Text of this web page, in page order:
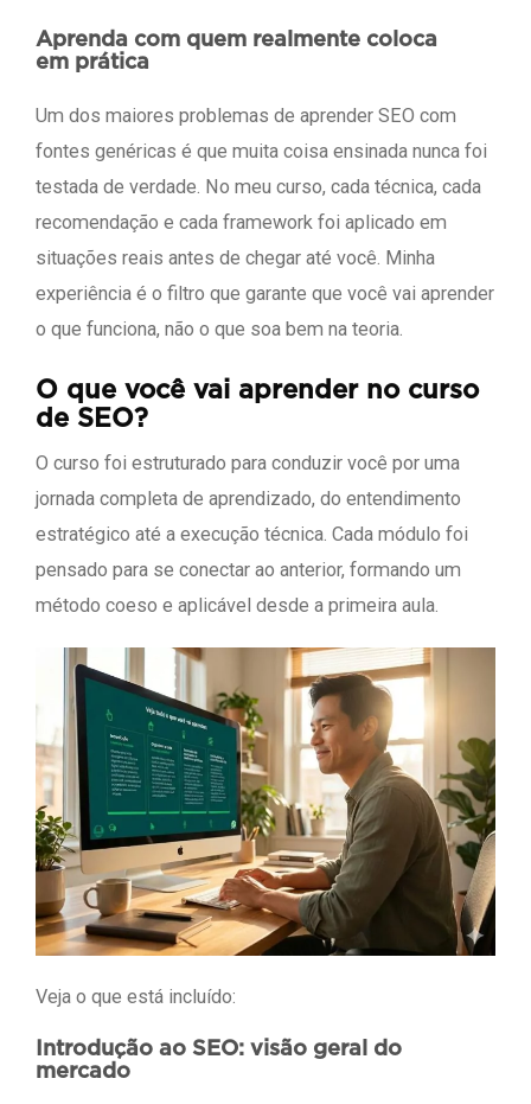
Aprenda com quem realmente coloca
em prática
Um dos maiores problemas de aprender SEO com
fontes genéricas é que muita coisa ensinada nunca foi
testada de verdade. No meu curso, cada técnica, cada
recomendação e cada framework foi aplicado em
situações reais antes de chegar até você. Minha
experiência é o filtro que garante que você vai aprender
o que funciona, não o que soa bem na teoria.
O que você vai aprender no curso
de SEO?
O curso foi estruturado para conduzir você por uma
jornada completa de aprendizado, do entendimento
estratégico até a execução técnica. Cada módulo foi
pensado para se conectar ao anterior, formando um
método coeso e aplicável desde a primeira aula.
Veja o que está incluído:
Introdução ao SEO: visão geral do
mercado